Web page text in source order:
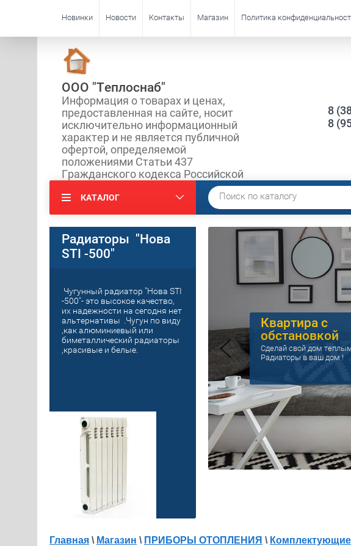
Новинки Новости Контакты Магазин Политика
ООО "Теплоснаб"
Информация о товарах и ценах,
предоставленная на сайте, носит
исключительно информационный
характер и не является публичной
офертой, определяемой
положениями Статьи 437
Гражданского кодекса Российской
8
8
КАТАЛОГ
Радиаторы "Нова
STI -500"
Чугунный радиатор "Нова STI
-500"- это высокое качество,
их надежности на сегодня нет
альтернативы .Чугун по виду
,как алюминиевый или
биметаллический радиаторы
,красивые и белые.
Квартира с
обстановкой
Сделай свой дом
Радиаторы в ваш дом !
Главная \ Магазин \ ПРИБОРЫ ОТОПЛЕНИЯ \